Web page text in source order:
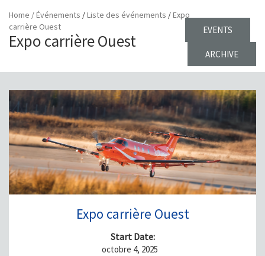
Home /Événements /Liste des événements /Expo
carrière Ouest
Expo carrière Ouest
EVENTS
ARCHIVE
Expo carrière Ouest
Start Date:
octobre 4, 2025